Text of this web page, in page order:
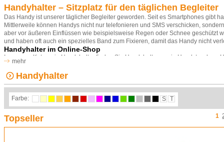
Branchen
Handyhalter – Sitzplatz für den täglichen Begleiter
Das Handy ist unserer täglicher Begleiter geworden. Seit es Smartphones gibt
Mittlerweile können Handys nicht nur telefonieren und SMS verschicken,
aber vor äußeren Einflüssen wie beispielsweise Regen oder Schnee geschützt
und haben oft auch ein spezielles Band zum Fixieren, damit das Handy nicht
Handyhalter im Online-Shop
In unserer Kategorie Handyhalter finden Sie Handyhalter sowie
muss. Die Halterung stellt das Telefon so auf, dass der Benutzer frontal auf
Klingelton. Wir bieten Handyhalter in verschiedenen Farben und Materialien
oder Metall. Natürlich veredeln wir die Handyhalter für Sie nach Wunsch mit
mehr
Handyhalter
Farbe: S T
1
Topseller